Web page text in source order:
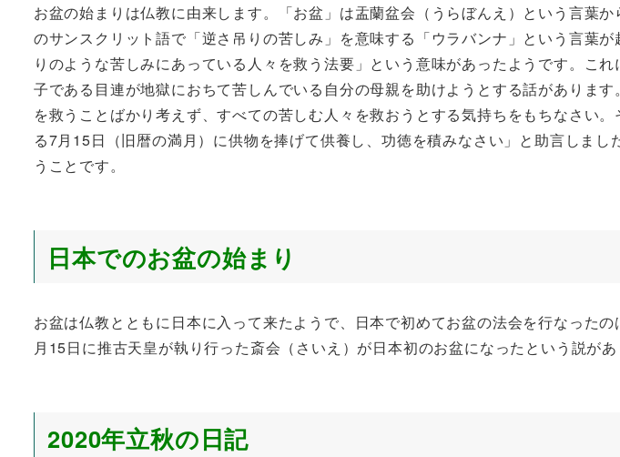
お盆の始まりは仏教に由来します。「お盆」は盂蘭盆会（うらぼんえ）という言葉
のサンスクリット語で「逆さ吊りの苦しみ」を意味する「ウラバンナ」という言葉
りのような苦しみにあっている人々を救う法要」という意味があったようです。こ
子である目連が地獄におちて苦しんでいる自分の母親を助けようとする話がありま
を救うことばかり考えず、すべての苦しむ人々を救おうとする気持ちをもちなさい
る7月15日（旧暦の満月）に供物を捧げて供養し、功徳を積みなさい」と助言しまし
うことです。
日本でのお盆の始まり
お盆は仏教とともに日本に入って来たようで、日本で初めてお盆の法会を行なった
月15日に推古天皇が執り行った斎会（さいえ）が日本初のお盆になったという説があ
2020年立秋の日記